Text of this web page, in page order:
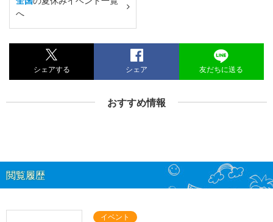
へ
シェアする シェア 友だちに送る
おすすめ情報
閲覧履歴